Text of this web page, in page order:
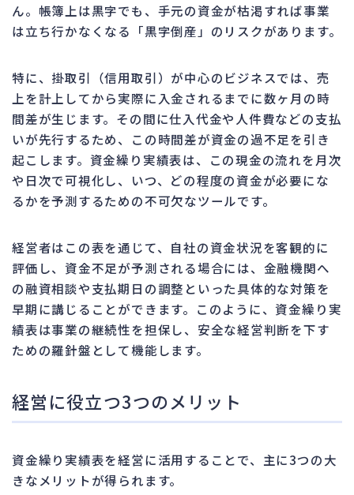
ん。帳簿上は黒字でも、手元の資金が枯渇すれば事業
は立ち行かなくなる「黒字倒産」のリスクがあります。
特に、掛取引（信用取引）が中心のビジネスでは、売
上を計上してから実際に入金されるまでに数ヶ月の時
間差が生じます。その間に仕入代金や人件費などの支払
いが先行するため、この時間差が資金の過不足を引き
起こします。資金繰り実績表は、この現金の流れを月次
や日次で可視化し、いつ、どの程度の資金が必要にな
るかを予測するための不可欠なツールです。
経営者はこの表を通じて、自社の資金状況を客観的に
評価し、資金不足が予測される場合には、金融機関へ
の融資相談や支払期日の調整といった具体的な対策を
早期に講じることができます。このように、資金繰り実
績表は事業の継続性を担保し、安全な経営判断を下す
ための羅針盤として機能します。
経営に役立つ3つのメリット
資金繰り実績表を経営に活用することで、主に3つの大
きなメリットが得られます。